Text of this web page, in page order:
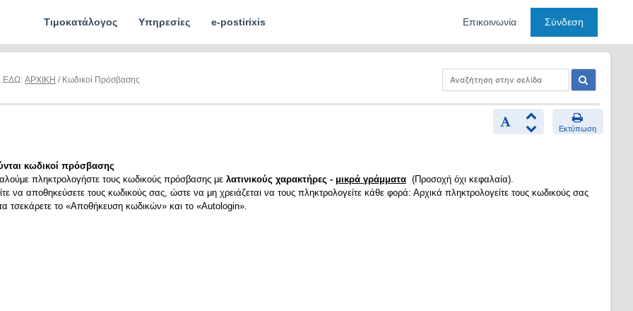
Τιμοκατάλογος Υπηρεσίες e-postirixis Επικοινωνία Σύνδεση
ΕΔΩ:ΑΡΧΙΚΗ / Κωδικοί Πρόσβασης
Εκτύπωση
κωδικοί πρόσβασης
πληκτρολογήστε τους κωδικούς πρόσβασης με λατινικούς χαρακτήρες - μικρά γράμματα(Προσοχή όχι κεφαλαία).
να αποθηκεύσετε τους κωδικούς σας, ώστε να μη χρειάζεται να τους πληκτρολογείτε κάθε φορά: Αρχικά πληκτρολογείτε τους κωδικούς σας
τσεκάρετε το «Αποθήκευση κωδικών» και το «Autologin».